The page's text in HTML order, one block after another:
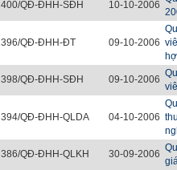
400/QĐ-ĐHH-SĐH 10-10-2006
396/QĐ-ĐHH-ĐT 09-10-2006
398/QĐ-ĐHH-SĐH 09-10-2006
394/QĐ-ĐHH-QLDA 04-10-2006
386/QĐ-ĐHH-QLKH 30-09-2006